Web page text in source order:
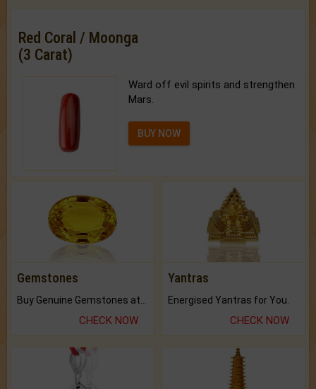
Red Coral / Moonga
(3 Carat)
Ward off evil spirits and strengthen
Mars.
BUY NOW
Gemstones
CHECK NOW
Yantras
Energised Yantras for You.
CHECK NOW